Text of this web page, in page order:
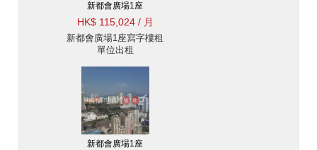
新都會廣場1座
HK$ 115,024 / 月
新都會廣場1座寫字樓租
單位出租
新都會廣場1座